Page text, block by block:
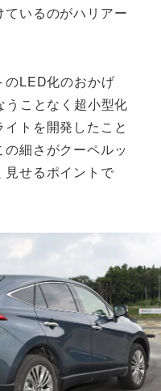
ているのがハリアー
のLED化のおかげ
ことなく超小型化
トを開発したこと
細さがクーペルッ
見せるポイントで